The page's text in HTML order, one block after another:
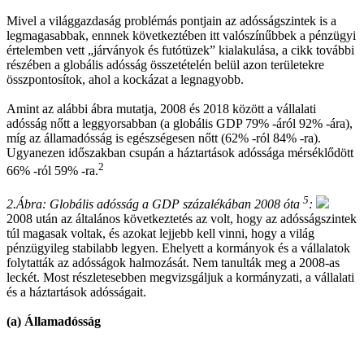
Mivel a világgazdaság problémás pontjain az adósságszintek is a
legmagasabbak, ennnek következtében itt valószínűbbek a pénzügyi
értelemben vett „járványok és futótüzek” kialakulása, a cikk további
részében a globális adósság összetételén belül azon területekre
összpontosítok, ahol a kockázat a legnagyobb.
Amint az alábbi ábra mutatja, 2008 és 2018 között a vállalati
adósság nőtt a leggyorsabban (a globális GDP 79% -áról 92% -ára),
míg az államadósság is egészségesen nőtt (62% -ról 84% -ra).
Ugyanezen időszakban csupán a háztartások adóssága mérséklődött
66% -ról 59% -ra.2
2.Ábra: Globális adósság a GDP százalékában 2008 óta 5:
2008 után az általános következtetés az volt, hogy az adósságszintek
túl magasak voltak, és azokat lejjebb kell vinni, hogy a világ
pénzügyileg stabilabb legyen. Ehelyett a kormányok és a vállalatok
folytatták az adósságok halmozását. Nem tanulták meg a 2008-as
leckét. Most részletesebben megvizsgáljuk a kormányzati, a vállalati
és a háztartások adósságait.
(a) Államadósság